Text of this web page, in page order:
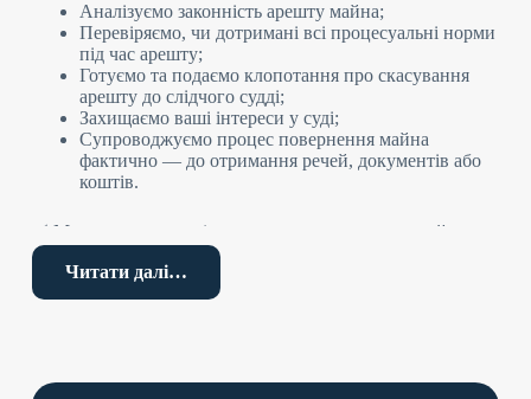
Аналізуємо законність арешту майна;
Перевіряємо, чи дотримані всі процесуальні норми
під час арешту;
Готуємо та подаємо клопотання про скасування
арешту до слідчого судді;
Захищаємо ваші інтереси у суді;
Супроводжуємо процес повернення майна
фактично — до отримання речей, документів або
коштів.
✅ Ми працюємо з усіма видами арештованого майна:
Грошові кошти;
Рухоме майно (автомобілі, техніка, обладнання);
Читати далі…